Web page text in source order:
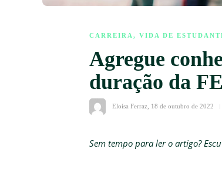
CARREIRA, VIDA DE
Agregue
duração da
Eloísa Ferraz 18 de outubro de 2022
Sem tempo para ler o artigo?